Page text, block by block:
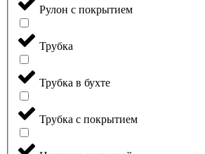
Рулон с покрытием
Трубка
Трубка в бухте
Трубка с покрытием